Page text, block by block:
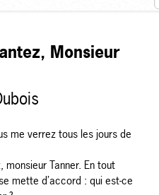
Monsieur
me verrez tous les jours de
monsieur Tanner. En tout
mette d’accord : qui est-ce